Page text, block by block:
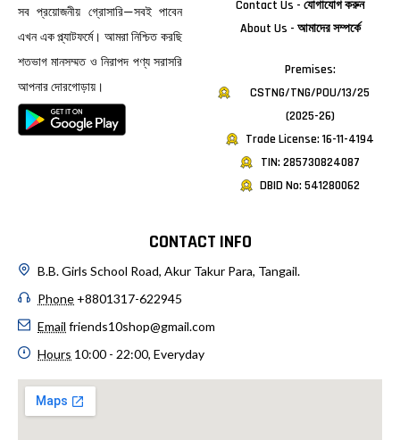
সব প্রয়োজনীয় গ্রোসারি—সবই পাবেন
এখন এক প্ল্যাটফর্মে। আমরা নিশ্চিত করছি
শতভাগ মানসম্মত ও নিরাপদ পণ্য সরাসরি
আপনার দোরগোড়ায়।
Contact Us - যোগাযোগ করুন
About Us - আমাদের সম্পর্কে
Premises:
CSTNG/TNG/POU/13/25
(2025-26)
Trade License: 16-11-4194
TIN: 285730824087
DBID No: 541280062
CONTACT INFO
B.B. Girls School Road, Akur Takur Para, Tangail.
Phone +8801317-622945
Email friends10shop@gmail.com
Hours 10:00 - 22:00, Everyday